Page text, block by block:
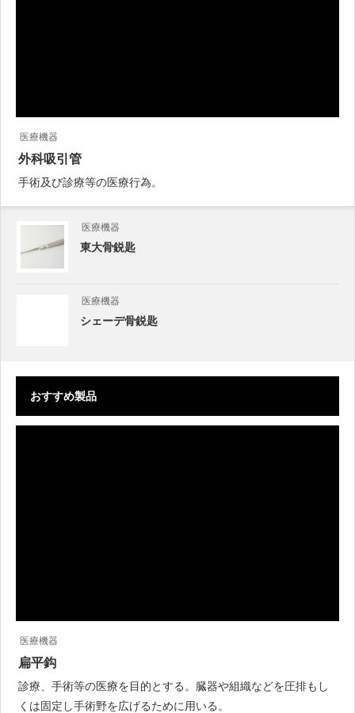
医療機器
外科吸引管
手術及び診療等の医療行為。
医療機器
東大骨鋭匙
医療機器
シェーデ骨鋭匙
おすすめ製品
医療機器
扁平鈎
診療、手術等の医療を目的とする。臓器や組織などを圧排もし
くは固定し手術野を広げるために用いる。